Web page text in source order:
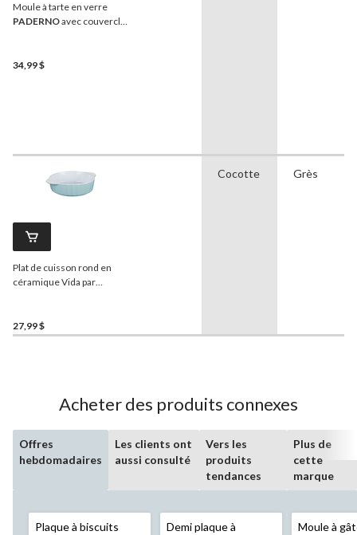
Moule à tarte en verre
PADERNOavec couvercle,
34,99 $
Plat de cuisson rond en
céramique Vida par
27,99 $
Cocotte Grès
Acheter des produits connexes
Offres
hebdomadaires
Les clients ont
aussi consulté
Vers les
produits
tendances
Plus de
cette
marque
Plaque à biscuits
Demi plaque à
Moule à